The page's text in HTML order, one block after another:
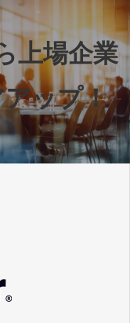
上場企業
ップ！